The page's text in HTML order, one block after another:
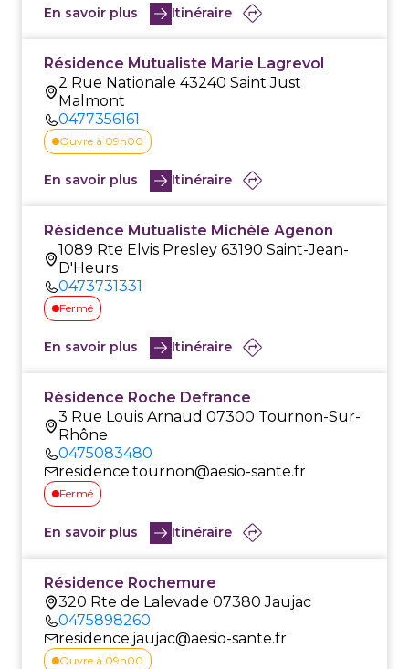
En savoir plus Itinéraire
Résidence Mutualiste Marie Lagrevol
2 Rue Nationale 43240 Saint Just
Malmont
0477356161
Ouvre à 09h00
En savoir plus Itinéraire
Résidence Mutualiste Michèle Agenon
1089 Rte Elvis Presley 63190 Saint-Jean-
D'Heurs
0473731331
Fermé
En savoir plus Itinéraire
Résidence Roche Defrance
3 Rue Louis Arnaud 07300 Tournon-Sur-
Rhône
0475083480
residence.tournon@aesio-sante.fr
Fermé
En savoir plus Itinéraire
Résidence Rochemure
320 Rte de Lalevade 07380 Jaujac
0475898260
residence.jaujac@aesio-sante.fr
Ouvre à 09h00